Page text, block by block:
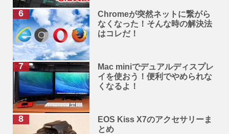
Chromeが突然ネットに繋がら
なくなった！そんな時の解決法
はコレだ！
Mac miniでデュアルディスプレ
イを使おう！便利でやめられな
くなるよ！
EOS Kiss X7のアクセサリーま
とめ